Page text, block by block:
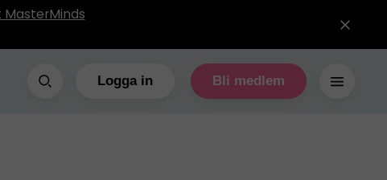
MasterMinds
Logga in Bli medlem